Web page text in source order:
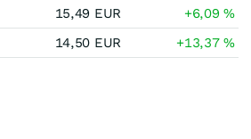
15,49 EUR +6,09%
14,50 EUR +13,37%